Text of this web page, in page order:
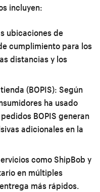
incluyen:
ubicaciones de
cumplimiento para los
distancias y los
(BOPIS): Según
ha usado
BOPIS generan
adicionales en la
como ShipBob y
en múltiples
más rápidos.